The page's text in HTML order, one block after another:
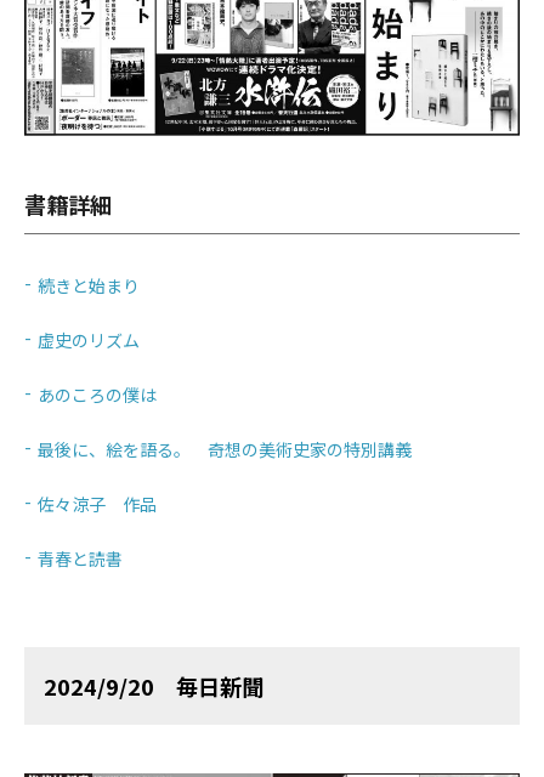
書籍詳細
続きと始まり
虚史のリズム
あのころの僕は
最後に、絵を語る。 奇想の美術史家の特別講義
佐々涼子 作品
青春と読書
2024/9/20 毎日新聞